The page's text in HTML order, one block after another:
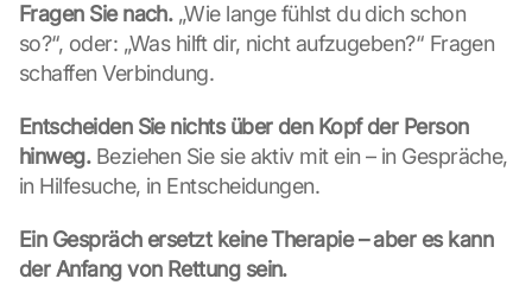
Fragen Sie nach. „Wie lange fühlst du dich schon
so?“, oder: „Was hilft dir, nicht aufzugeben?“ Fragen
schaffen Verbindung.
Entscheiden Sie nichts über den Kopf der Person
hinweg. Beziehen Sie sie aktiv mit ein – in Gespräche,
in Hilfesuche, in Entscheidungen.
Ein Gespräch ersetzt keine Therapie – aber es kann
der Anfang von Rettung sein.